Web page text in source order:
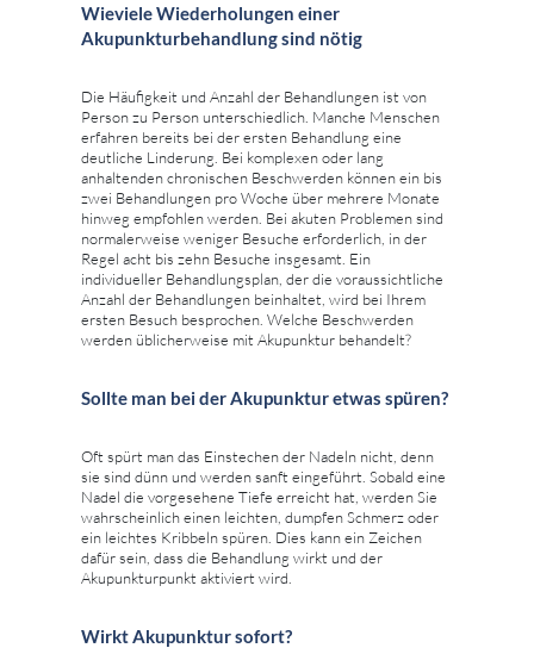
Wieviele Wiederholungen einer
Akupunkturbehandlung sind nötig
Die Häufigkeit und Anzahl der Behandlungen ist von
Person zu Person unterschiedlich. Manche Menschen
erfahren bereits bei der ersten Behandlung eine
deutliche Linderung. Bei komplexen oder lang
anhaltenden chronischen Beschwerden können ein bis
zwei Behandlungen pro Woche über mehrere Monate
hinweg empfohlen werden. Bei akuten Problemen sind
normalerweise weniger Besuche erforderlich, in der
Regel acht bis zehn Besuche insgesamt. Ein
individueller Behandlungsplan, der die voraussichtliche
Anzahl der Behandlungen beinhaltet, wird bei Ihrem
ersten Besuch besprochen. Welche Beschwerden
werden üblicherweise mit Akupunktur behandelt?
Sollte man bei der Akupunktur etwas spüren?
Oft spürt man das Einstechen der Nadeln nicht, denn
sie sind dünn und werden sanft eingeführt. Sobald eine
Nadel die vorgesehene Tiefe erreicht hat, werden Sie
wahrscheinlich einen leichten, dumpfen Schmerz oder
ein leichtes Kribbeln spüren. Dies kann ein Zeichen
dafür sein, dass die Behandlung wirkt und der
Akupunkturpunkt aktiviert wird.
Wirkt Akupunktur sofort?